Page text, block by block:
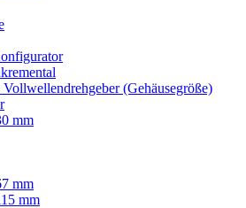
(Gehäusegröße)
mm
mm
mm